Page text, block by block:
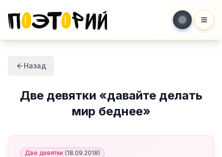
Назад
Две девятки «давайте делать
мир беднее»
Две девятки (18.09.2018)